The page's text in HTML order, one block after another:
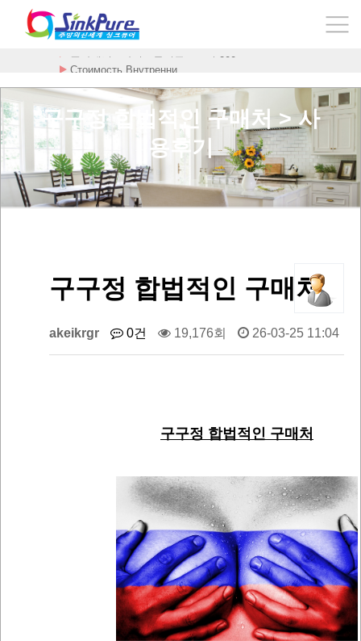
Стоимость Внутренни
구구정 합법적인 구매처 > 사
용후기
구구정 합법적인 구매처
akeikrgr 0건 19,176회 26-03-25 11:04
구구정 합법적인 구매처